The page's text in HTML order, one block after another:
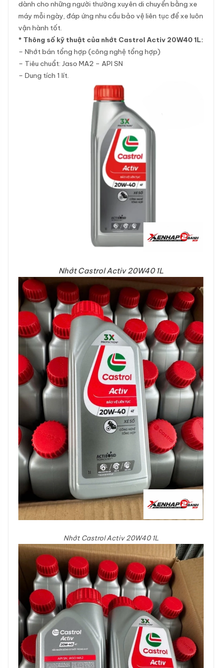
dành cho những người thường xuyên di chuyển bằng xe
máy mỗi ngày, đáp ứng nhu cầu bảo vệ liên tục để xe luôn
vận hành tốt.
* Thông số kỹ thuật của nhớt Castrol Activ 20W40 1L:
– Nhớt bán tổng hợp (công nghệ tổng hợp)
– Tiêu chuẩt: Jaso MA2 – API SN
– Dung tích 1 lít.
Nhớt Castrol Activ 20W40 1L
Nhớt Castrol Activ 20W40 1L